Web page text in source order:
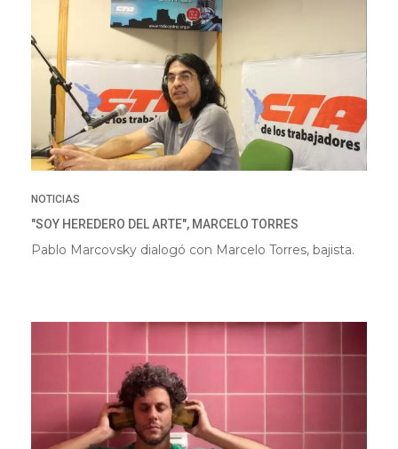
NOTICIAS
"SOY HEREDERO DEL ARTE", MARCELO TORRES
Pablo Marcovsky dialogó con Marcelo Torres, bajista.